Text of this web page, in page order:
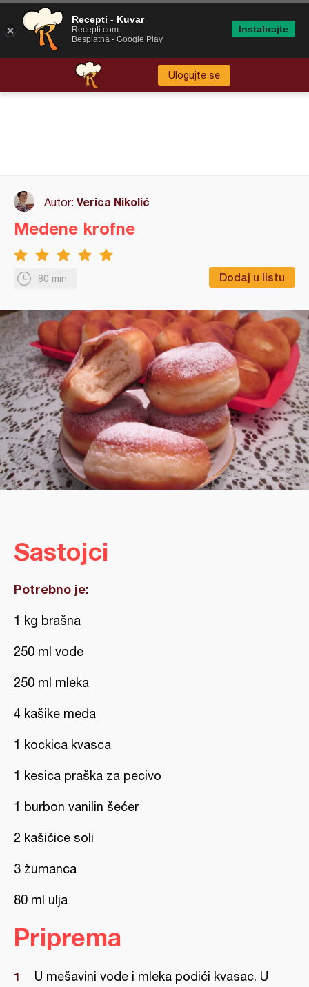
Ulogujte se
Autor: Verica Nikolić
80 min Dodaj u listu
Medene krofne
Sastojci
Potrebno je:
1 kg brašna
250 ml vode
250 ml mleka
4 kašike meda
1 kockica kvasca
1 kesica praška za pecivo
1 burbon vanilin šećer
2 kašičice soli
3 žumanca
80 ml ulja
Priprema
U mešavini vode i mleka podići kvasac. U
Recepti - Kuvar
Recepti.com
Besplatna - Google Play
Instalirajte